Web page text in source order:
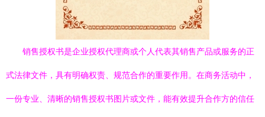
销售授权书是企业授权代理商或个人代表其销售产品或服务的正
式法律文件，具有明确权责、规范合作的重要作用。在商务活动中，
一份专业、清晰的销售授权书图片或文件，能有效提升合作方的信任